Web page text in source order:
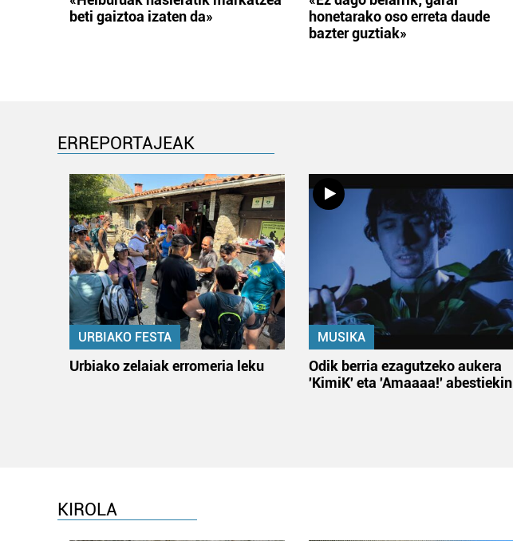
beti gaiztoa izaten da»
honetarako oso erreta daude
bazter guztiak»
ERREPORTAJEAK
URBIAKO FESTA
Urbiako zelaiak erromeria leku
MUSIKA
Odik berria ezagutzeko aukera
'KimiK' eta 'Amaaaa!' abestiekin
KIROLA